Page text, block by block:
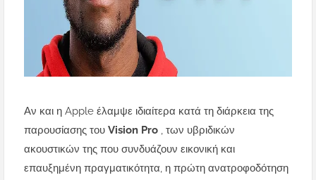
Αν και η Apple έλαμψε ιδιαίτερα κατά τη διάρκεια της
παρουσίασης του Vision Pro , των υβριδικών
ακουστικών της που συνδυάζουν εικονική και
επαυξημένη πραγματικότητα, η πρώτη ανατροφοδότηση